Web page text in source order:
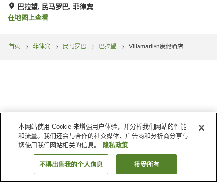
巴拉望, 民马罗巴, 菲律宾
在地图上查看
首页 菲律宾 民马罗巴 巴拉望 Villamarilyn度假酒店
搜索客房
本网站使用 Cookie 来增强用户体验，并分析我们网站的性能
和流量。我们还会与合作的社交媒体、广告商和分析商分享与
您使用我们网站相关的信息。
隐私政策
不得出售我的个人信息 接受所有